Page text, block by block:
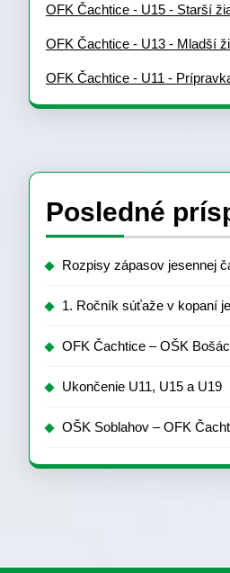
OFK Čachtice - U15 - Starší
OFK Čachtice - U13 - Mladší
OFK Čachtice - U11 -
Posledné
Rozpisy zápasov jesennej
1. Ročník súťaže v kopaní
OFK Čachtice – OŠK
Ukončenie U11, U15 a U19
OŠK Soblahov – OFK